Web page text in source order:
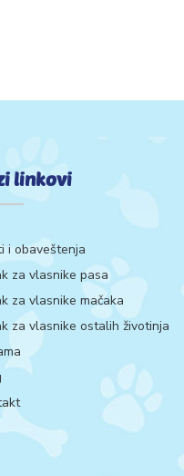
linkovi
i obaveštenja
za vlasnike pasa
za vlasnike mačaka
za vlasnike ostalih životinja